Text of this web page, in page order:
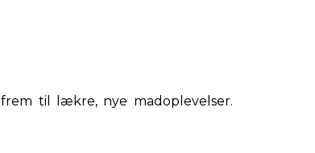
til lækre, nye madoplevelser.